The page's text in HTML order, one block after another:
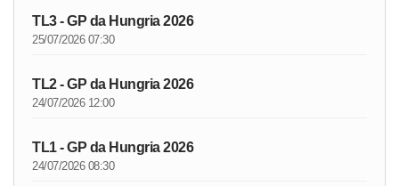
TL3 - GP da Hungria 2026
25/07/2026 07:30
TL2 - GP da Hungria 2026
24/07/2026 12:00
TL1 - GP da Hungria 2026
24/07/2026 08:30